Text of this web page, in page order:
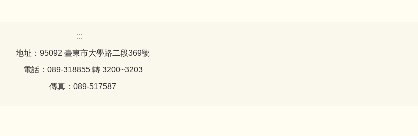
:::
地址：95092 臺東市大學路二段369號
電話：089-318855 轉 3200~3203
傳真：089-517587